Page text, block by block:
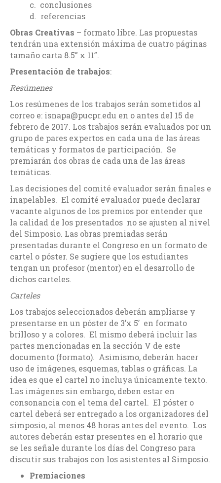
c. conclusiones
d. referencias
Obras Creativas – formato libre. Las propuestas
tendrán una extensión máxima de cuatro páginas
tamaño carta 8.5” x 11”.
Presentación de trabajos:
Resúmenes
Los resúmenes de los trabajos serán sometidos al
correo e: isnapa@pucpr.edu en o antes del 15 de
febrero de 2017. Los trabajos serán evaluados por un
grupo de pares expertos en cada una de las áreas
temáticas y formatos de participación. Se
premiarán dos obras de cada una de las áreas
temáticas.
Las decisiones del comité evaluador serán finales e
inapelables. El comité evaluador puede declarar
vacante algunos de los premios por entender que
la calidad de los presentados no se ajusten al nivel
del Simposio. Las obras premiadas serán
presentadas durante el Congreso en un formato de
cartel o póster. Se sugiere que los estudiantes
tengan un profesor (mentor) en el desarrollo de
dichos carteles.
Carteles
Los trabajos seleccionados deberán ampliarse y
presentarse en un póster de 3’x 5’ en formato
brilloso y a colores. El mismo deberá incluir las
partes mencionadas en la sección V de este
documento (formato). Asimismo, deberán hacer
uso de imágenes, esquemas, tablas o gráficas. La
idea es que el cartel no incluya únicamente texto.
Las imágenes sin embargo, deben estar en
consonancia con el tema del cartel. El póster o
cartel deberá ser entregado a los organizadores del
simposio, al menos 48 horas antes del evento. Los
autores deberán estar presentes en el horario que
se les señale durante los días del Congreso para
discutir sus trabajos con los asistentes al Simposio.
Premiaciones